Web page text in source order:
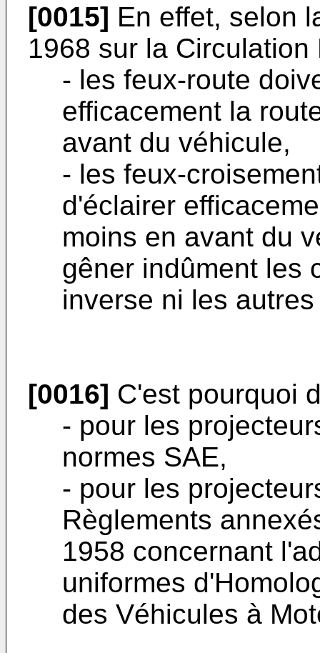
[0015] En effet, selon
1968 sur la Circulation
- les feux-route
efficacement la
avant du véhicule,
- les feux-
d'éclairer
moins en avant du
gêner indûment les
inverse ni les
[0016] C'est pourquoi
- pour les
normes SAE,
- pour les
Règlements
1958 concernant
uniformes
des Véhicules à